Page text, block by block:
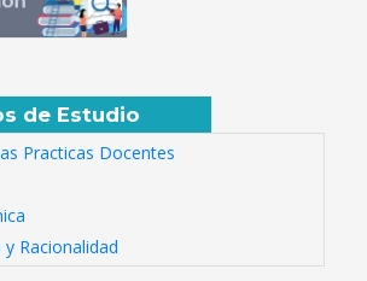
de Estudio
Practicas Docentes
Racionalidad